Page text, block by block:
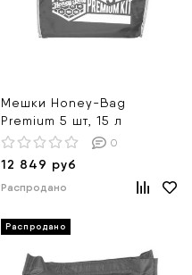
Мешки Honey-Bag
Premium 5 шт, 15 л
0
12 849 руб
Распродано